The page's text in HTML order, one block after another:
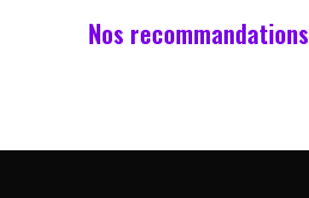
Nos recommandations